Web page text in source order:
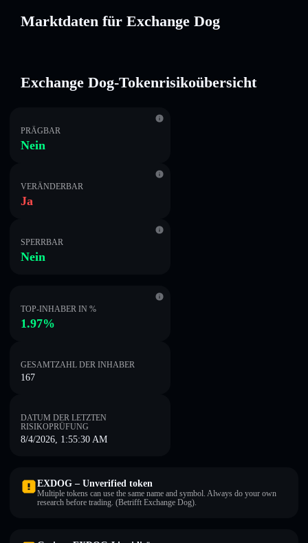
Marktdaten für Exchange Dog
Exchange Dog-Tokenrisikoübersicht
PRÄGBAR
Nein
VERÄNDERBAR
Ja
SPERRBAR
Nein
TOP-INHABER IN %
1.97%
GESAMTZAHL DER INHABER
167
DATUM DER LETZTEN
RISIKOPRÜFUNG
8/4/2026, 1:55:30 AM
EXDOG – Unverified token
Multiple tokens can use the same name and symbol. Always do your own
research before trading. (Betrifft Exchange Dog).